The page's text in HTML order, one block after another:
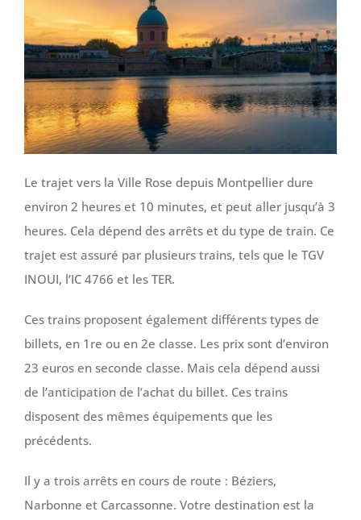
Le trajet vers la Ville Rose depuis Montpellier dure
environ 2 heures et 10 minutes, et peut aller jusqu’à 3
heures. Cela dépend des arrêts et du type de train. Ce
trajet est assuré par plusieurs trains, tels que le TGV
INOUI, l’IC 4766 et les TER.
Ces trains proposent également différents types de
billets, en 1re ou en 2e classe. Les prix sont d’environ
23 euros en seconde classe. Mais cela dépend aussi
de l’anticipation de l’achat du billet. Ces trains
disposent des mêmes équipements que les
précédents.
Il y a trois arrêts en cours de route : Béziers,
Narbonne et Carcassonne. Votre destination est la